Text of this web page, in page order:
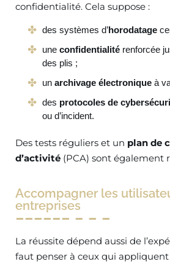
confidentialité. Cela suppose :
des systèmes d’horodatage
une confidentialité renforcée
des plis ;
un archivage électronique à
des protocoles de
ou d’incident.
Des tests réguliers et un plan de
d’activité (PCA) sont également
Accompagner les
entreprises
La réussite dépend aussi de
faut penser à ceux qui